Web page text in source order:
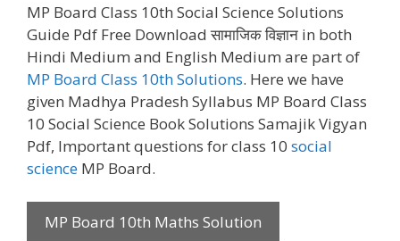
MP Board Class 10th Social Science Solutions
Guide Pdf Free Download सामाजिक विज्ञान in both
Hindi Medium and English Medium are part of
MP Board Class 10th Solutions. Here we have
given Madhya Pradesh Syllabus MP Board Class
10 Social Science Book Solutions Samajik Vigyan
Pdf, Important questions for class 10 social
science MP Board.
MP Board 10th Maths Solution